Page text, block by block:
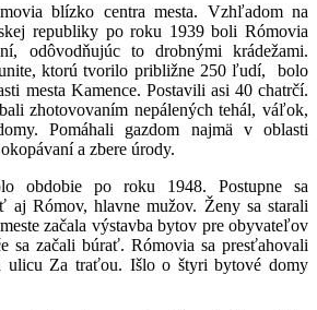
blízko centra mesta. Vzhľadom na
republiky po roku 1939 boli Rómovia
odôvodňujúc to drobnými krádežami.
ktorú tvorilo približne 250 ľudí, bolo
mesta Kamence. Postavili asi 40 chatrčí.
zhotovovaním nepálených tehál, váľok,
Pomáhali gazdom najmä v oblasti
a zbere úrody.
obdobie po roku 1948. Postupne sa
aj Rómov, hlavne mužov. Ženy sa starali
začala výstavba bytov pre obyvateľov
sa začali búrať. Rómovia sa presťahovali
Za traťou. Išlo o štyri bytové domy